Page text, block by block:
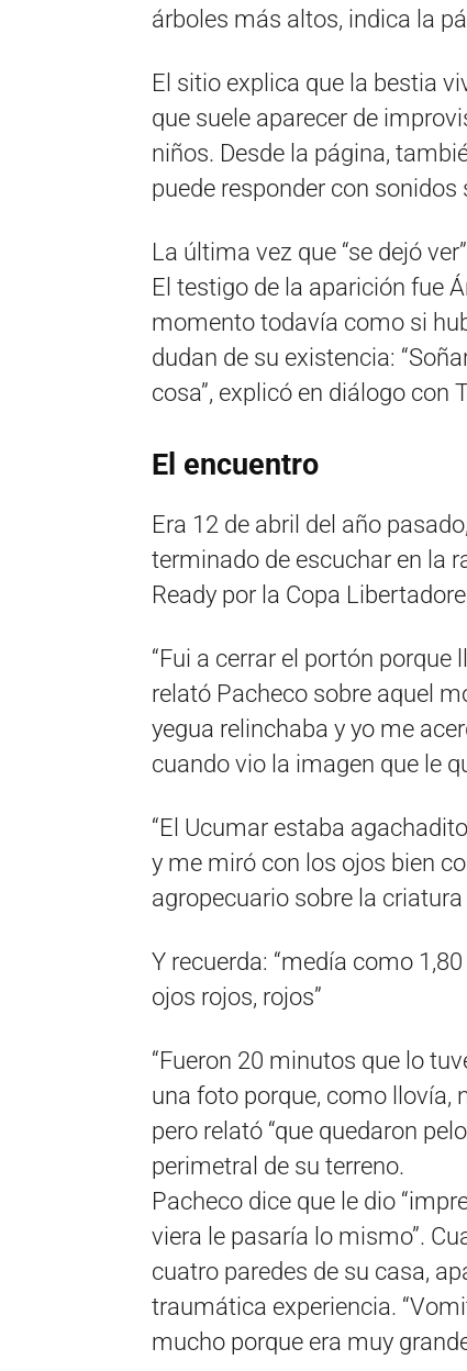
árboles más altos, indica la
El sitio explica que la bestia
que suele aparecer de
niños. Desde la página,
puede responder con
La última vez que “se dejó
El testigo de la aparición fue
momento todavía como si
dudan de su existencia:
cosa”, explicó en diálogo con
El encuentro
Era 12 de abril del año
terminado de escuchar en la
Ready por la Copa
“Fui a cerrar el portón
relató Pacheco sobre aquel
yegua relinchaba y yo me
cuando vio la imagen que le
“El Ucumar estaba
y me miró con los ojos bien
agropecuario sobre la
Y recuerda: “medía como
ojos rojos, rojos”
“Fueron 20 minutos que lo
una foto porque, como llovía,
pero relató “que quedaron
perimetral de su terreno.
Pacheco dice que le dio
viera le pasaría lo mismo”.
cuatro paredes de su casa,
traumática experiencia.
mucho porque era muy